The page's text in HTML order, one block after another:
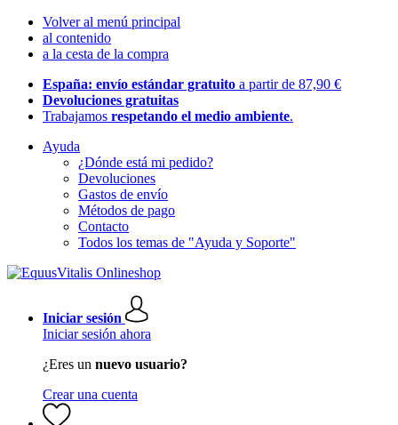
Volver al menú principal
al contenido
a la cesta de la compra
España: envío estándar gratuito a partir de 87,90 €
Devoluciones gratuitas
Trabajamos respetando el medio ambiente.
Ayuda
¿Dónde está mi pedido?
Devoluciones
Gastos de envío
Métodos de pago
Contacto
Todos los temas de "Ayuda y Soporte"
Iniciar sesión
Iniciar sesión ahora
¿Eres un nuevo usuario?
Crear una cuenta